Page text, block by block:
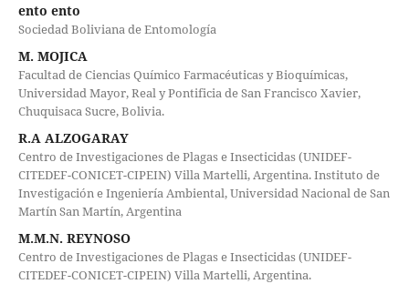
ento ento
Sociedad Boliviana de Entomología
M. MOJICA
Facultad de Ciencias Químico Farmacéuticas y Bioquímicas,
Universidad Mayor, Real y Pontificia de San Francisco Xavier,
Chuquisaca Sucre, Bolivia.
R.A ALZOGARAY
Centro de Investigaciones de Plagas e Insecticidas (UNIDEF-
CITEDEF-CONICET-CIPEIN) Villa Martelli, Argentina. Instituto de
Investigación e Ingeniería Ambiental, Universidad Nacional de San
Martín San Martín, Argentina
M.M.N. REYNOSO
Centro de Investigaciones de Plagas e Insecticidas (UNIDEF-
CITEDEF-CONICET-CIPEIN) Villa Martelli, Argentina.